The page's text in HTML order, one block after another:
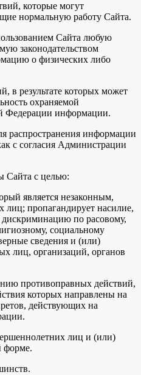
которые могут
нормальную работу Сайта.
Сайта любую
законодательством
о физических либо
в результате которых может
охраняемой
Федерации информации.
распространения информации
с согласия Администрации
Сайта с целью:
является незаконным,
лиц; пропагандирует насилие,
дискриминацию по расовому,
социальному
сведения и (или)
лиц, организаций, органов
противоправных действий,
которых направлены на
действующих на
лиц и (или)
форме.